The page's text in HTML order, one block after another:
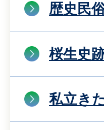
歴史民
桜生史
私立き